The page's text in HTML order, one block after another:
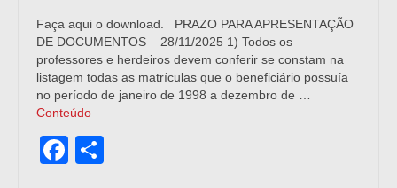
Faça aqui o download. PRAZO PARA APRESENTAÇÃO
DE DOCUMENTOS – 28/11/2025 1) Todos os
professores e herdeiros devem conferir se constam na
listagem todas as matrículas que o beneficiário possuía
no período de janeiro de 1998 a dezembro de …
Conteúdo
Facebook